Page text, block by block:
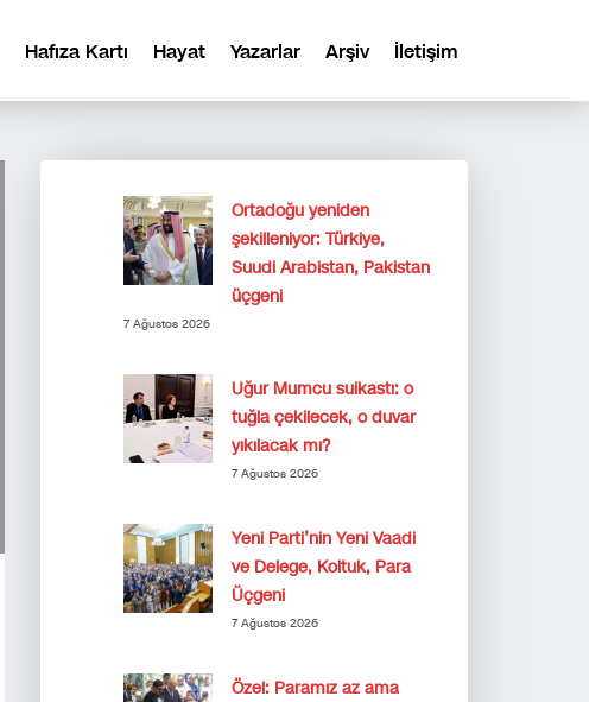
Hafıza Kartı Hayat Yazarlar Arşiv İletişim
Ortadoğu yeniden
şekilleniyor: Türkiye,
Suudi Arabistan, Pakistan
üçgeni
7 Ağustos 2026
Uğur Mumcu suikastı: o
tuğla çekilecek, o duvar
yıkılacak mı?
7 Ağustos 2026
Yeni Parti’nin Yeni Vaadi
ve Delege, Koltuk, Para
Üçgeni
7 Ağustos 2026
Özel: Paramız az ama